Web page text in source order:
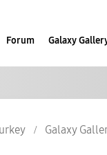
Forum Galaxy
Galaxy